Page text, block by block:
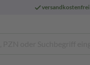
versandkostenfrei